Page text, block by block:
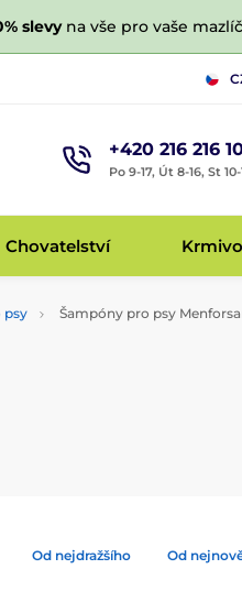
slevyna vše pro vaše
+420 216 216
Po 9-17, Út 8-16, St
Chovatelství Krmivo
psy Šampóny pro psy
Od nejdražšího Od